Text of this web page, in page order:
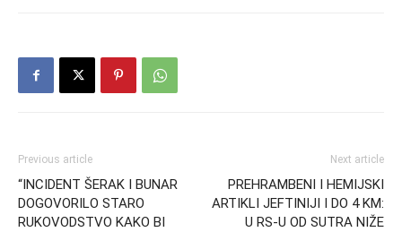
Previous article
“INCIDENT ŠERAK I BUNAR
DOGOVORILO STARO
RUKOVODSTVO KAKO BI
Next article
PREHRAMBENI I HEMIJSKI
ARTIKLI JEFTINIJI I DO 4 KM:
U RS-U OD SUTRA NIŽE